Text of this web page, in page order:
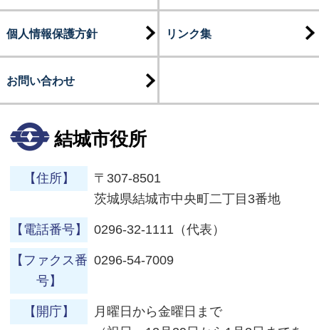
個人情報保護方針 リンク集
お問い合わせ
結城市役所
【住所】
〒307-8501
茨城県結城市中央町二丁目3番地
【電話番号】 0296-32-1111（代表）
【ファクス番
号】
0296-54-7009
【開庁】
月曜日から金曜日まで